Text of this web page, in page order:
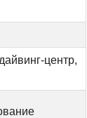
центр,